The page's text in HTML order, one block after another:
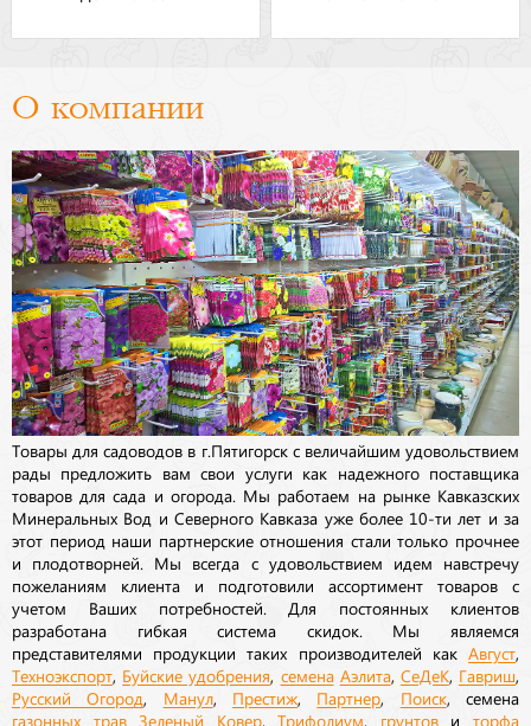
О компании
Товары для садоводов в г.Пятигорск с величайшим удовольствием
рады предложить вам свои услуги как надежного поставщика
товаров для сада и огорода. Мы работаем на рынке Кавказских
Минеральных Вод и Северного Кавказа уже более 10-ти лет и за
этот период наши партнерские отношения стали только прочнее
и плодотворней. Мы всегда с удовольствием идем навстречу
пожеланиям клиента и подготовили ассортимент товаров с
учетом Ваших потребностей. Для постоянных клиентов
разработана гибкая система скидок. Мы являемся
представителями продукции таких производителей как Август
Техноэкспорт Буйские удобрения семена Аэлита, СеДеК Гавриш
Русский Огород Манул, Престиж Партнер Поиск, семена
газонных трав Зеленый Ковер,Трифолиум грунтовиторфа